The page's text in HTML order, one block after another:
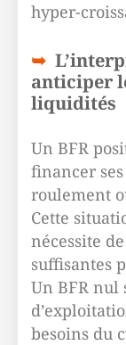
hyper-
anticiper
liquidités
Un BFR
financer
roulement
Cette
nécessite
suffisantes
Un BFR nul
besoins du